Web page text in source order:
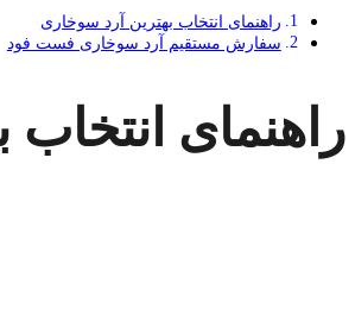
راهنمای انتخاب بهترین آرد سوخاری
سفارش مستقیم آرد سوخاری فست فود
راهنمای